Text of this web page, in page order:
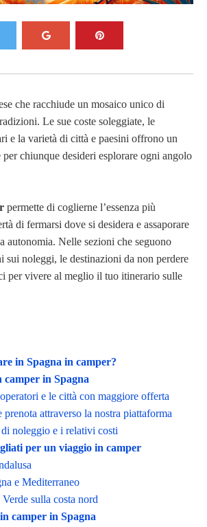
che racchiude un mosaico unico di
Le sue coste soleggiate, le
e la varietà di città e paesini offrono un
chiunque desideri esplorare ogni angolo
permette di coglierne l’essenza più
di fermarsi dove si desidera e assaporare
autonomia. Nelle sezioni che seguono
sui noleggi, le destinazioni da non perdere
per vivere al meglio il tuo itinerario sulle
in Spagna in camper?
camper in Spagna
e le città con maggiore offerta
prenota attraverso la nostra piattaforma
noleggio e i relativi costi
per un viaggio in camper
e Mediterraneo
Verde sulla costa nord
camper in Spagna